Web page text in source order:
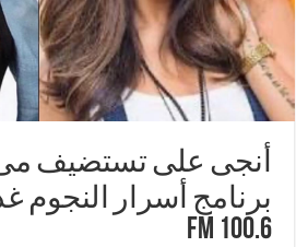
أنجى على تستضيف
برنامج أسرار النجوم
FM 100.6